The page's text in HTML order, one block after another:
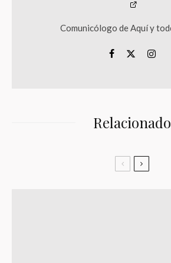
Comunicólogo de Aquí y
Relacionado